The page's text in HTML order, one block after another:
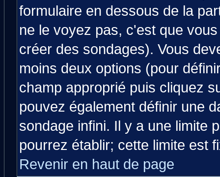
formulaire en dessous de la
ne le voyez pas, c'est que
créer des sondages). Vous
moins deux options (pour
champ approprié puis cliquez
pouvez également définir une
sondage infini. Il y a une limite
pourrez établir; cette limite est
Revenir en haut de page